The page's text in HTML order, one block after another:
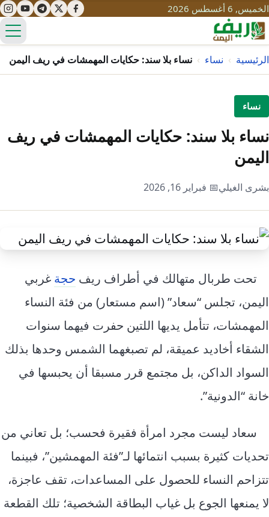
الخميس, 6 أغسطس 2026
تعليم
تنمية
قصص نجاح
سياحة
تراث
ثقافة
التغير المناخي
التلوث
حلول
نساء
قضايا
معيشة
قصة
انفوجرافيك
قصص رقمية
تقارير صور
فيديو
الرئيسية › نساء › نساء بلا سند: حكايات المهمشات في ريف اليمن
نساء
نساء بلا سند: حكايات المهمشات في ريف
اليمن
بشرى الغيلي📅 فبراير 16, 2026
تحت طربال متهالك في أطراف ريف حجة غربي
اليمن، تجلس “سعاد” (اسم مستعار) من فئة النساء
المهمشات، تتأمل يديها اللتين حفرت فيهما سنوات
الشقاء أخاديد عميقة، لم تصبغهما الشمس وحدها بذلك
السواد الداكن، بل مجتمع قرر مسبقا أن يحبسها في
خانة “الدونية”.
سعاد ليست مجرد امرأة فقيرة فحسب؛ بل تعاني من
تحديات كثيرة بسبب انتمائها لـ”فئة المهمشين”، فبينما
تتزاحم النساء للحصول على المساعدات، تقف عاجزة،
لا يمنعها الجوع بل غياب البطاقة الشخصية؛ تلك القطعة